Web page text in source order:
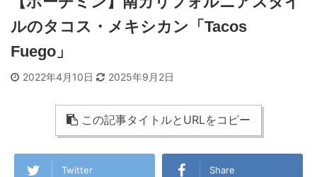
ルのタコス・メキシカン「Tacos
Fuego」
2022年4月10日 2025年9月2日
この記事タイトルとURLをコピー
Twitter Share